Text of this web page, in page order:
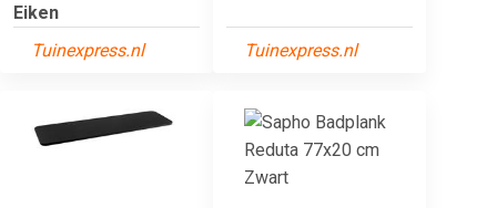
Eiken
Tuinexpress.nl
Tuinexpress.nl